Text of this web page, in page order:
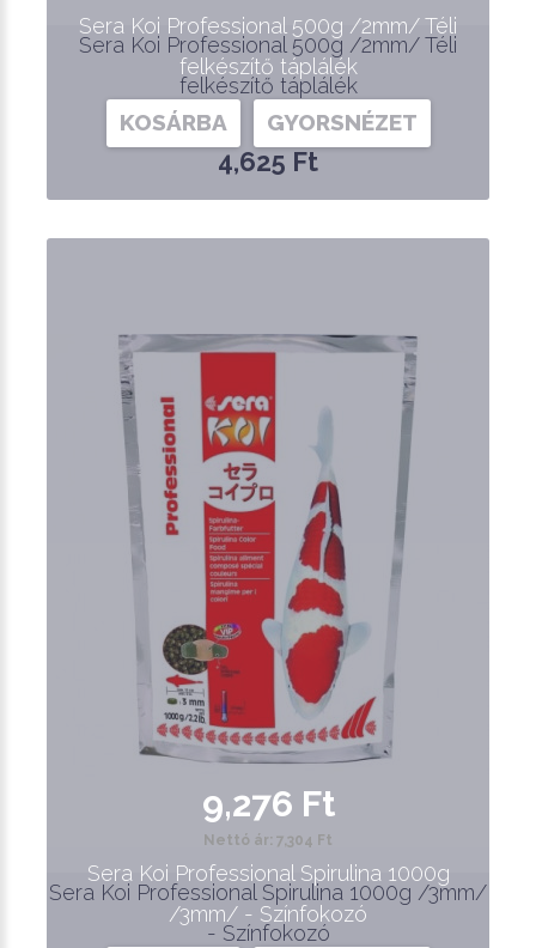
Sera Koi Professional 500g /2mm/ Téli
felkészítő táplálék
4,625 Ft
Sera Koi Professional 500g /2mm/ Téli
felkészítő táplálék
KOSÁRBA GYORSNÉZET
Sera Koi Professional Spirulina 1000g /3mm/
- Színfokozó
9,276 Ft
Nettó ár: 7,304 Ft
Sera Koi Professional Spirulina 1000g
/3mm/ - Színfokozó